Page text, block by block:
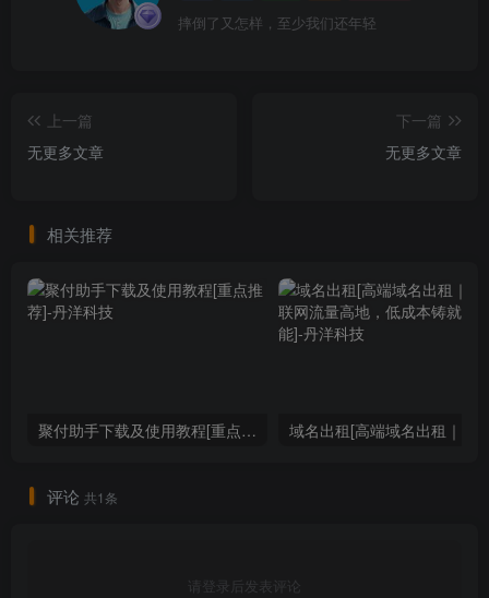
摔倒了又怎样，至少我们还年轻
上一篇
无更多文章
下一篇
无更多文章
相关推荐
聚付助手下载及使用教程[重点推荐]
评论 共1条
请登录后发表评论